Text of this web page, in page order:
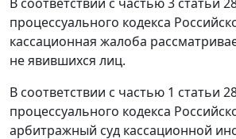
В соответствии с частью 3 статьи
процессуального кодекса
кассационная жалоба
не явившихся лиц.
В соответствии с частью 1 статьи
процессуального кодекса
арбитражный суд кассационной